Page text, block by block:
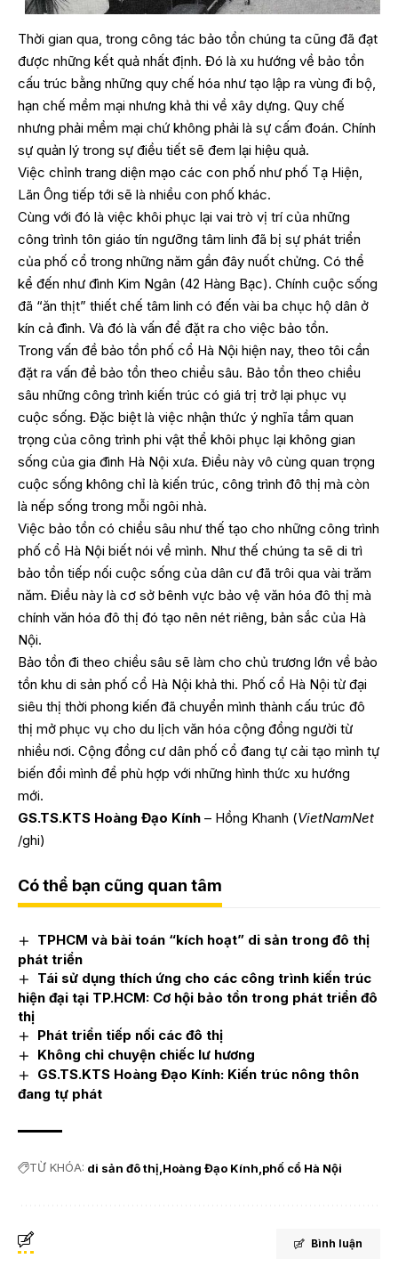
Thời gian qua, trong công tác bảo tồn chúng ta cũng đã đạt
được những kết quả nhất định. Đó là xu hướng về bảo tồn
cấu trúc bằng những quy chế hóa như tạo lập ra vùng đi bộ,
hạn chế mềm mại nhưng khả thi về xây dựng. Quy chế
nhưng phải mềm mại chứ không phải là sự cấm đoán. Chính
sự quản lý trong sự điều tiết sẽ đem lại hiệu quả.
Việc chỉnh trang diện mạo các con phố như phố Tạ Hiện,
Lãn Ông tiếp tới sẽ là nhiều con phố khác.
Cùng với đó là việc khôi phục lại vai trò vị trí của những
công trình tôn giáo tín ngưỡng tâm linh đã bị sự phát triển
của phố cổ trong những năm gần đây nuốt chửng. Có thể
kể đến như đình Kim Ngân (42 Hàng Bạc). Chính cuộc sống
đã “ăn thịt” thiết chế tâm linh có đến vài ba chục hộ dân ở
kín cả đình. Và đó là vấn đề đặt ra cho việc bảo tồn.
Trong vấn đề bảo tồn phố cổ Hà Nội hiện nay, theo tôi cần
đặt ra vấn đề bảo tồn theo chiều sâu. Bảo tồn theo chiều
sâu những công trình kiến trúc có giá trị trở lại phục vụ
cuộc sống. Đặc biệt là việc nhận thức ý nghĩa tầm quan
trọng của công trình phi vật thể khôi phục lại không gian
sống của gia đình Hà Nội xưa. Điều này vô cùng quan trọng
cuộc sống không chỉ là kiến trúc, công trình đô thị mà còn
là nếp sống trong mỗi ngôi nhà.
Việc bảo tồn có chiều sâu như thế tạo cho những công trình
phố cổ Hà Nội biết nói về mình. Như thế chúng ta sẽ di trì
bảo tồn tiếp nối cuộc sống của dân cư đã trôi qua vài trăm
năm. Điều này là cơ sở bênh vực bảo vệ văn hóa đô thị mà
chính văn hóa đô thị đó tạo nên nét riêng, bản sắc của Hà
Nội.
Bảo tồn đi theo chiều sâu sẽ làm cho chủ trương lớn về bảo
tồn khu di sản phố cổ Hà Nội khả thi. Phố cổ Hà Nội từ đại
siêu thị thời phong kiến đã chuyển mình thành cấu trúc đô
thị mở phục vụ cho du lịch văn hóa cộng đồng người từ
nhiều nơi. Cộng đồng cư dân phố cổ đang tự cải tạo mình tự
biến đổi mình để phù hợp với những hình thức xu hướng
mới.
GS.TS.KTS Hoàng Đạo Kính – Hồng Khanh (VietNamNet
/ghi)
Có thể bạn cũng quan tâm
TPHCM và bài toán “kích hoạt” di sản trong đô thị
phát triển
Tái sử dụng thích ứng cho các công trình kiến trúc
hiện đại tại TP.HCM: Cơ hội bảo tồn trong phát triển đô
thị
Phát triển tiếp nối các đô thị
Không chỉ chuyện chiếc lư hương
GS.TS.KTS Hoàng Đạo Kính: Kiến trúc nông thôn
đang tự phát
TỪ KHÓA: di sản đô thị Hoàng Đạo Kính phố cổ Hà Nội
Bình luận